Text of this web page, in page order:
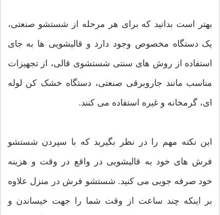
بهتر است بدانید که برای هر مرحله از شستشو صنعتی،
یک دستگاه مخصوص وجود دارد و قالیشویی ها به جای
استفاده از روش های سنتی شستشوی قالی، از تجهیزات
مناسب مانند جاروبرقی صنعتی، دستگاه خشک کن لوله
ای، گرمخانه و غیره استفاده می کنند.
این نکته مهم را در نظر بگیرید که با سپردن شستشو
فرش های خود به قالیشویی در واقع در وقت و هزینه
خود صرفه جویی می کنید. شستشو فرش در منزل علاوه
بر اینکه چند ساعت از وقت شما را جهت خیساندن و